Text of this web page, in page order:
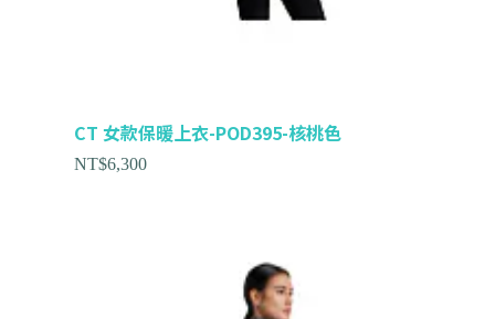
CT 女款保暖上衣-POD395-核桃色
NT$6,300